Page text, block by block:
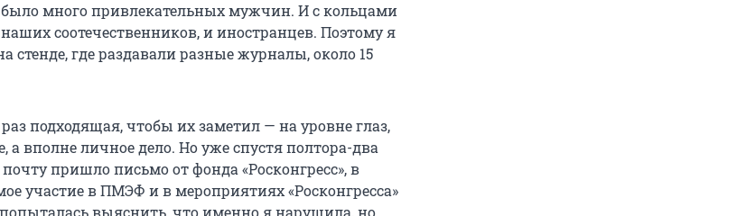
было много привлекательных мужчин. И с кольцами
соотечественников, и иностранцев. Поэтому я
стенде, где раздавали разные журналы, около 15
подходящая, чтобы их заметил — на уровне глаз,
а вполне личное дело. Но уже спустя полтора-два
пришло письмо от фонда «Росконгресс», в
участие в ПМЭФ и в мероприятиях «Росконгресса»
выяснить, что именно я нарушила, но